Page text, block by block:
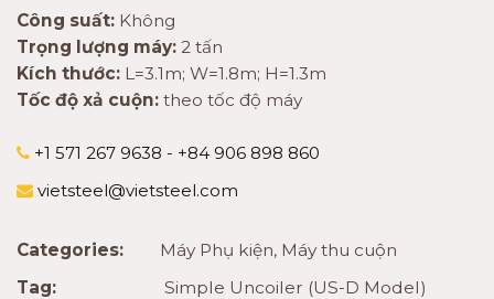
Công suất: Không
Trọng lượng máy: 2 tấn
Kích thước: L=3.1m; W=1.8m; H=1.3m
Tốc độ xả cuộn: theo tốc độ máy
+1 571 267 9638 - +84 906 898 860
vietsteel@vietsteel.com
Categories: Máy Phụ kiện, Máy thu cuộn
Tag:
Simple Uncoiler (US-D Model)